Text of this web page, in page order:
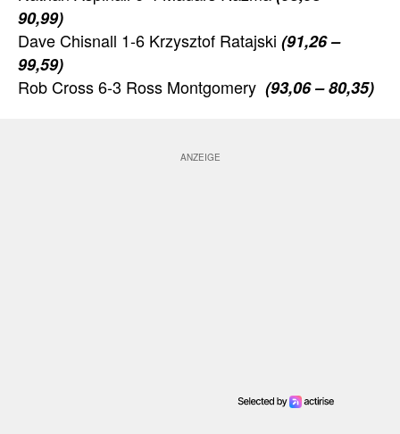
90,99)
Dave Chisnall 1-6 Krzysztof Ratajski (91,26 –
99,59)
Rob Cross 6-3 Ross Montgomery (93,06 – 80,35)